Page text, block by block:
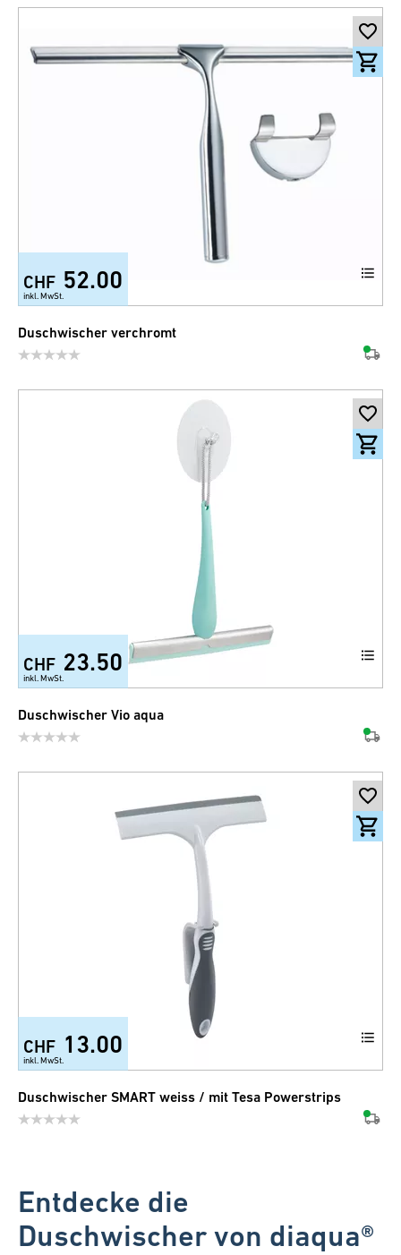
CHF 52.00
inkl. MwSt.
Duschwischer verchromt
CHF 23.50
inkl. MwSt.
Duschwischer Vio aqua
CHF 13.00
inkl. MwSt.
Duschwischer SMART weiss / mit Tesa Powerstrips
Entdecke die
Duschwischer von diaqua®